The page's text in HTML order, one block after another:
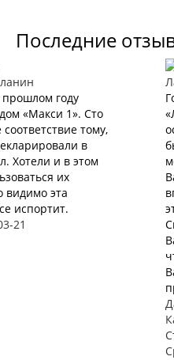
Последние
году
«Макси 1». Сто
тому,
в
Хотели и в этом
их
видимо эта
испортит.
21